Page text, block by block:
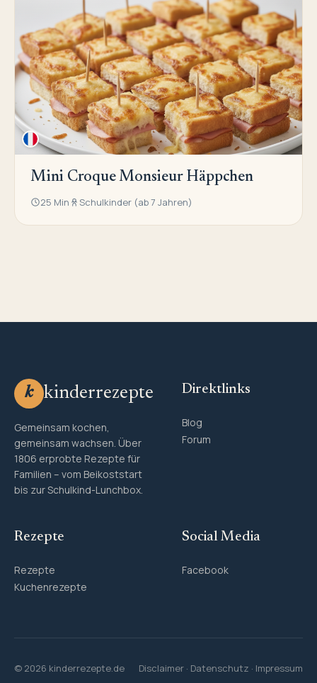
Mini Croque Monsieur Häppchen
25 Min Schulkinder (ab 7 Jahren)
k kinderrezepte
Gemeinsam kochen,
gemeinsam wachsen. Über
1806 erprobte Rezepte für
Familien – vom Beikoststart
bis zur Schulkind-Lunchbox.
Direktlinks
Blog
Forum
Rezepte
Rezepte
Kuchenrezepte
Social Media
Facebook
© 2026 kinderrezepte.de Disclaimer · Datenschutz · Impressum